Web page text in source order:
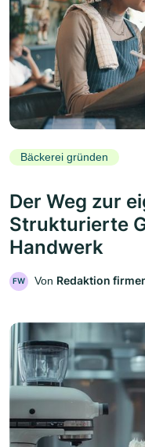
Bäckerei gründen
Der Weg zur
Strukturierte
Handwerk
FW Von Redaktion